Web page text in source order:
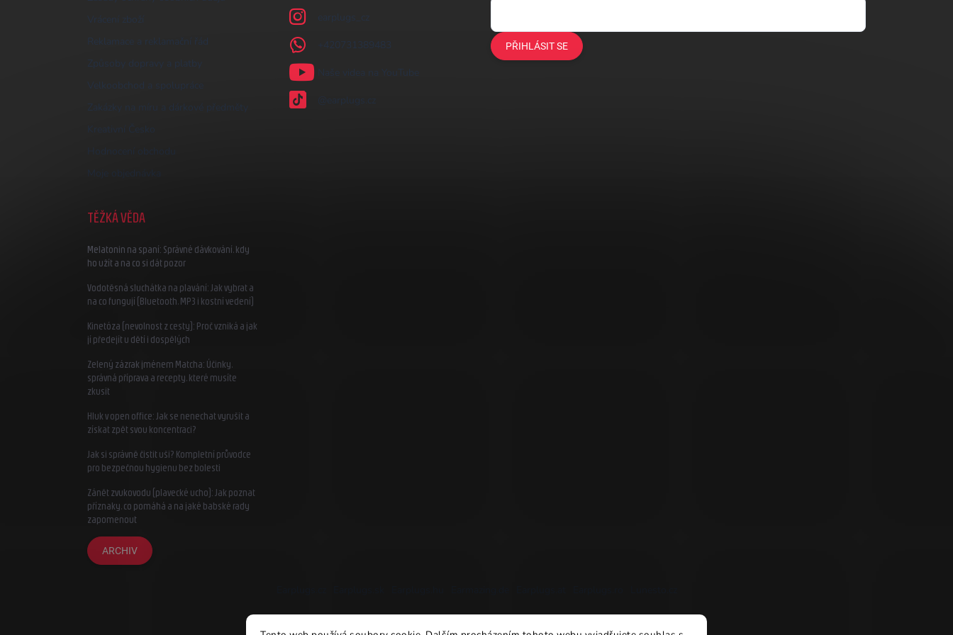
Vrácení zboží
Reklamace a reklamační řád
Způsoby dopravy a platby
Velkoobchod a spolupráce
Zakázky na míru a dárkové předměty
Kreativní Česko
earplugs_cz
+420731389483
Naše videa na YouTube
@earplugs.cz
PŘIHLÁSIT SE
TĚŽKÁ VĚDA
Melatonin na spaní: Správné dávkování, kdy
ho užít a na co si dát pozor
Vodotěsná sluchátka na plavání: Jak vybrat a
na co fungují (Bluetooth, MP3 i kostní vedení)
Kinetóza (nevolnost z cesty): Proč vzniká a jak
jí předejít u dětí i dospělých
Zelený zázrak jménem Matcha: Účinky,
správná příprava a recepty, které musíte
zkusit
Hluk v open office: Jak se nenechat vyrušit a
získat zpět svou koncentraci?
Jak si správně čistit uši? Kompletní průvodce
pro bezpečnou hygienu bez bolesti
Zánět zvukovodu (plavecké ucho): Jak poznat
příznaky, co pomáhá a na jaké babské rady
zapomenout
ARCHIV